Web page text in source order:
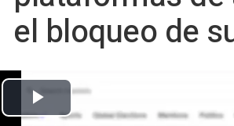
el bloqueo de
Europa Press Sociedad